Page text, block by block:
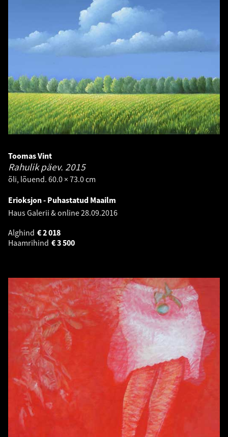
Toomas Vint
Rahulik päev. 2015
õli, lõuend. 60.0 × 73.0 cm
Erioksjon - Puhastatud Maailm
Haus Galerii & online28.09.2016
Alghind
2 018
€
Haamrihind
3 500
€